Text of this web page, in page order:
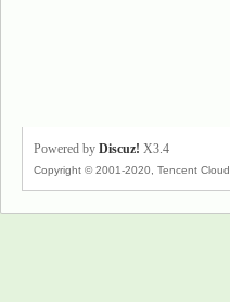
Powered by Discuz! X3.4
Copyright © 2001-2020, Tencent Cloud.